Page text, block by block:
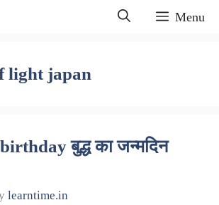
Menu
light japan
बुद्ध का जन्मदिन
learntime.in